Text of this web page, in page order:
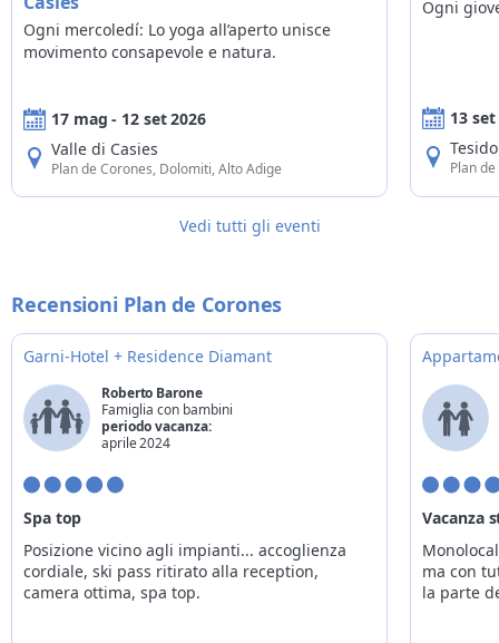
Ogni mercoledí: Lo yoga all’aperto unisce
movimento consapevole e natura.
17 mag - 12 set 2026
Valle di Casies
Plan de Corones, Dolomiti, Alto Adige
Ogni
13
Tesido
Plan
Vedi tutti gli eventi
Recensioni Plan de Corones
Garni-Hotel + Residence Diamant
Roberto Barone
Famiglia con bambini
periodo vacanza:
aprile 2024
Spa top
Posizione vicino agli impianti... accoglienza
cordiale, ski pass ritirato alla reception,
camera ottima, spa top.
Vacanza
ma con
la parte